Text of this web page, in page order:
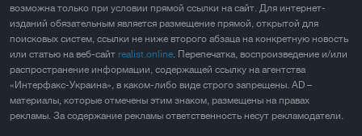
возможна только при условии прямой ссылки на сайт. Для интернет-
изданий обязательным является размещение прямой, открытой для
поисковых систем, ссылки не ниже второго абзаца на конкретную новость
или статью на веб-сайт realist.online. Перепечатка, воспроизведение и/или
распространение информации, содержащей ссылку на агентства
«Интерфакс-Украина», в каком-либо виде строго запрещены. AD –
материалы, которые отмечены этим знаком, размещены на правах
рекламы. За содержание рекламы ответственность несут рекламодатели.